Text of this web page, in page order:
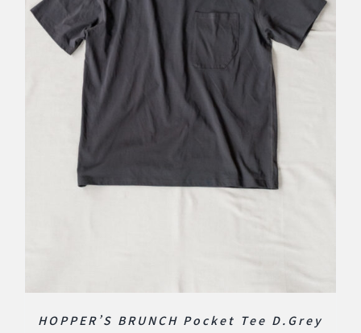
HOPPER’S BRUNCH Pocket Tee D.Grey